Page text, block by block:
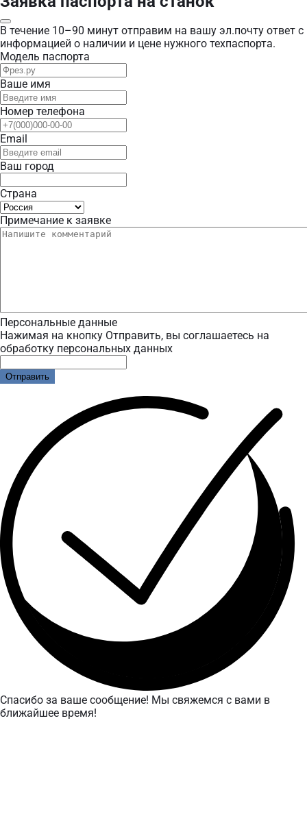
В течение 10–90 минут отправим на вашу эл.почту ответ с
информацией о наличии и цене нужного техпаспорта.
Модель паспорта
Ваше имя
Номер телефона
Email
Ваш город
Страна
Примечание к заявке
Персональные данные
Нажимая на кнопку Отправить, вы соглашаетесь на
обработку персональных данных
Отправить
Спасибо за ваше сообщение! Мы свяжемся с вами в
ближайшее время!